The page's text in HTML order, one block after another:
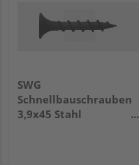
SWG
Schnellbauschrauben
3,9x45 Stahl